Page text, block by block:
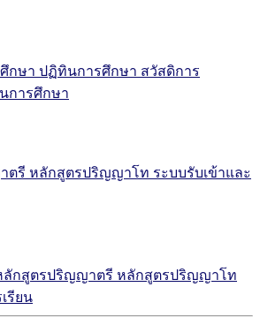
กษา ปฏิทินการศึกษา สวัสดิการ
การศึกษา
ตรี หลักสูตรปริญญาโท ระบบรับเข้าและ
ลักสูตรปริญญาตรี หลักสูตรปริญญาโท
รียน